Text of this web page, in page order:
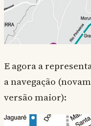
E agora a
a navegação
versão maior):